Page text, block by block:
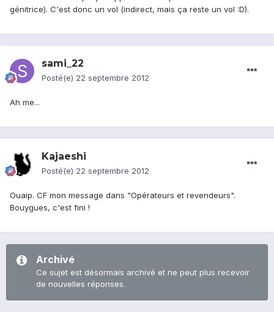
génitrice). C'est donc un vol (indirect, mais ça reste un vol :D).
sami_22
Posté(e) 22 septembre 2012
Ah me...
Kajaeshi
Posté(e) 22 septembre 2012
Ouaip. CF mon message dans "Opérateurs et revendeurs".
Bouygues, c'est fini !
Archivé
Ce sujet est désormais archivé et ne peut plus recevoir
de nouvelles réponses.